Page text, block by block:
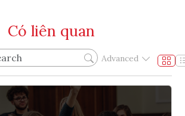
Có liên quan
Advanced